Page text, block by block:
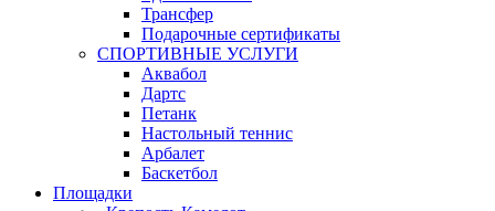
Трансфер
Подарочные сертификаты
СПОРТИВНЫЕ УСЛУГИ
Аквабол
Дартс
Петанк
Настольный теннис
Арбалет
Баскетбол
Площадки